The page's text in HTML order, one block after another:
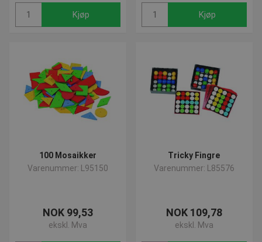
Kjøp Kjøp
100 Mosaikker
Varenummer: L95150
NOK 99,53
ekskl. Mva
Tricky Fingre
Varenummer: L85576
NOK 109,78
ekskl. Mva